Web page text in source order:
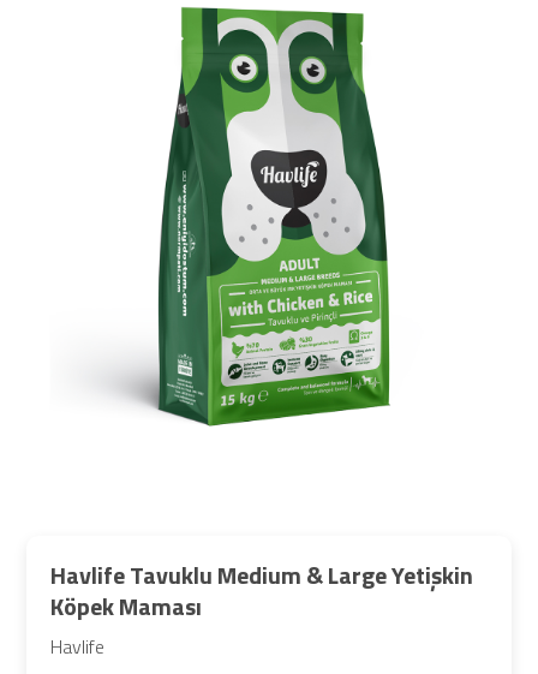
Havlife Tavuklu Medium & Large Yetişkin
Köpek Maması
Havlife